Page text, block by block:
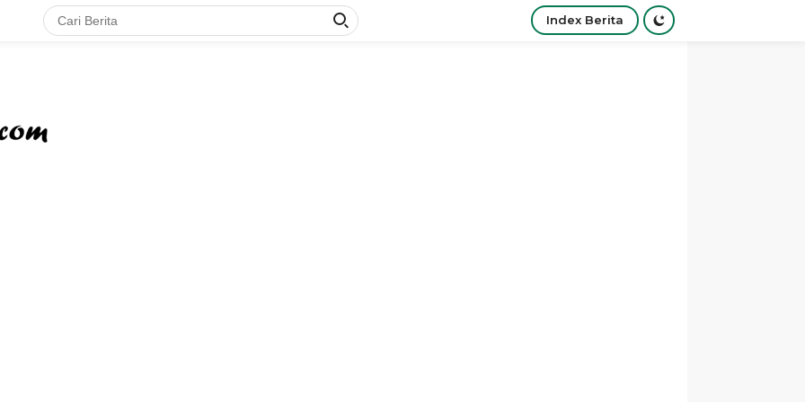
Index Berita